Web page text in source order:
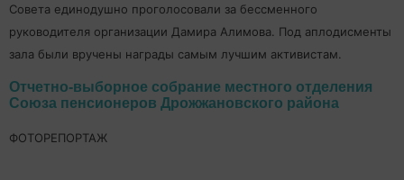
Совета единодушно проголосовали за бессменного
руководителя организации Дамира Алимова. Под аплодисменты
зала были вручены награды самым лучшим активистам.
Отчетно-выборное собрание местного отделения
Союза пенсионеров Дрожжановского района
ФОТОРЕПОРТАЖ